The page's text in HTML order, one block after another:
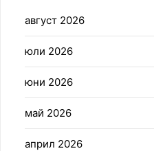
август 2026
юли 2026
юни 2026
май 2026
април 2026